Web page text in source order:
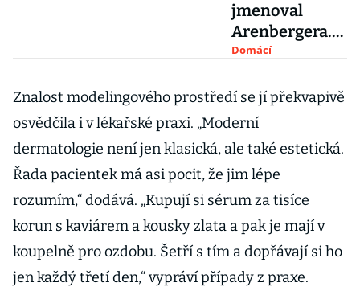
jmenoval
Arenbergera.
Po ministrovi
žádá nákup
ruské a čínské
Domácí
Znalost modelingového prostředí se jí překvapivě
osvědčila i v lékařské praxi. „Moderní
dermatologie není jen klasická, ale také estetická.
Řada pacientek má asi pocit, že jim lépe
rozumím,“ dodává. „Kupují si sérum za tisíce
korun s kaviárem a kousky zlata a pak je mají v
koupelně pro ozdobu. Šetří s tím a dopřávají si ho
jen každý třetí den,“ vypráví případy z praxe.